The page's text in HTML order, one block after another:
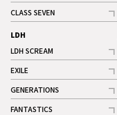
記事
CLASS SEVEN
記事
LDH
LDH SCREAM
記事
EXILE
記事
GENERATIONS
記事
FANTASTICS